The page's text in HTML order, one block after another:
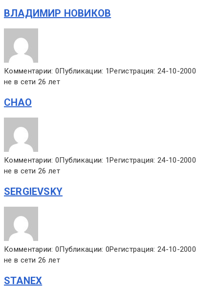
ВЛАДИМИР НОВИКОВ
Комментарии: 0 Публикации: 1 Регистрация: 24-10-2000
не в сети 26 лет
CHAO
Комментарии: 0 Публикации: 1 Регистрация: 24-10-2000
не в сети 26 лет
SERGIEVSKY
Комментарии: 0 Публикации: 0Регистрация: 24-10-2000
не в сети 26 лет
STANEX